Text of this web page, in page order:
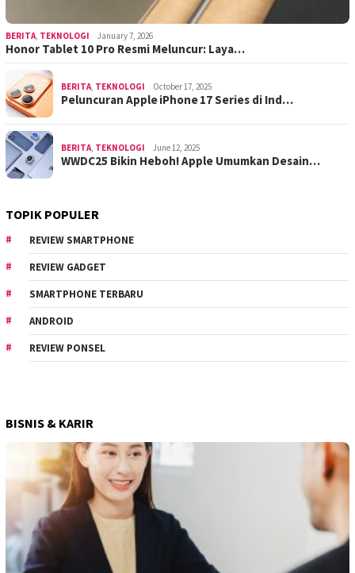
BERITA, TEKNOLOGI January 7, 2026
Honor Tablet 10 Pro Resmi Meluncur: Laya…
BERITA, TEKNOLOGI October 17, 2025
Peluncuran Apple iPhone 17 Series di Ind…
BERITA, TEKNOLOGI June 12, 2025
WWDC25 Bikin Heboh! Apple Umumkan Desain…
TOPIK POPULER
REVIEW SMARTPHONE
REVIEW GADGET
SMARTPHONE TERBARU
ANDROID
REVIEW PONSEL
BISNIS & KARIR